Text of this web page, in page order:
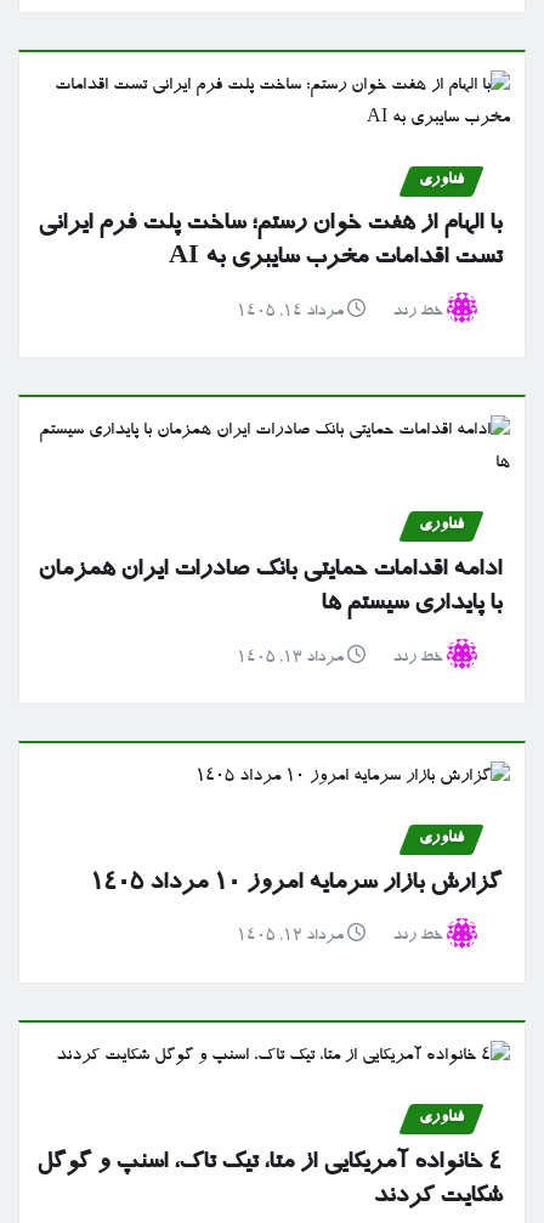
فناوری
با الهام از هفت خوان رستم؛ ساخت پلت فرم ایرانی
تست اقدامات مخرب سایبری به AI
خط رند مرداد ۱۴, ۱۴۰۵
فناوری
ادامه اقدامات حمایتی بانک صادرات ایران همزمان
با پایداری سیستم ها
خط رند مرداد ۱۳, ۱۴۰۵
فناوری
گزارش بازار سرمایه امروز ۱۰ مرداد ۱۴۰۵
خط رند مرداد ۱۲, ۱۴۰۵
فناوری
۴ خانواده آمریکایی از متا، تیک تاک، اسنپ و گوگل
شکایت کردند